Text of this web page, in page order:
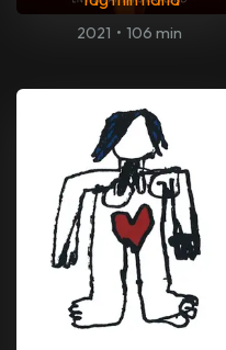
2021 • 106 min